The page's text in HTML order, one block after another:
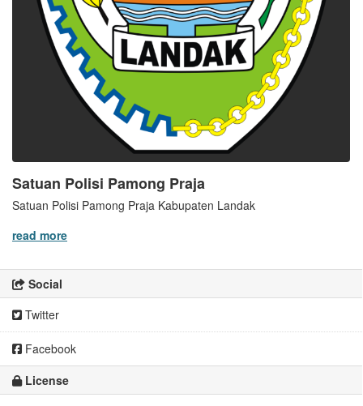
Satuan Polisi Pamong Praja
Satuan Polisi Pamong Praja Kabupaten Landak
read more
Social
Twitter
Facebook
License